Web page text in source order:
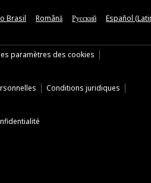
Brasil Română Русский Español
paramètres des cookies
Conditions juridiques